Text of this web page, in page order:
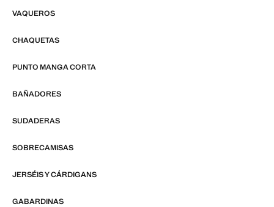
VAQUEROS
CHAQUETAS
PUNTO MANGA CORTA
BAÑADORES
SUDADERAS
SOBRECAMISAS
JERSÉIS Y CÁRDIGANS
GABARDINAS